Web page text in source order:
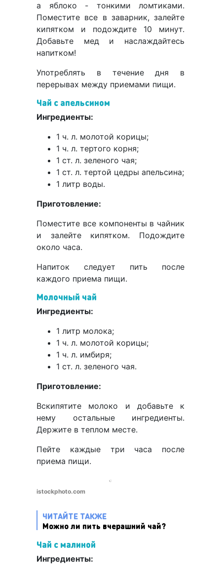
а яблоко - тонкими ломтиками.
Поместите все в заварник, залейте
кипятком и подождите 10 минут.
Добавьте мед и наслаждайтесь
напитком!
Употреблять в течение дня в
перерывах между приемами пищи.
Чай с апельсином
Ингредиенты:
1 ч. л. молотой корицы;
1 ч. л. тертого корня;
1 ст. л. зеленого чая;
1 ст. л. тертой цедры апельсина;
1 литр воды.
Приготовление:
Поместите все компоненты в чайник
и залейте кипятком. Подождите
около часа.
Напиток следует пить после
каждого приема пищи.
Молочный чай
Ингредиенты:
1 литр молока;
1 ч. л. молотой корицы;
1 ч. л. имбиря;
1 ст. л. зеленого чая.
Приготовление:
Вскипятите молоко и добавьте к
нему остальные ингредиенты.
Держите в теплом месте.
Пейте каждые три часа после
приема пищи.
istockphoto.com
ЧИТАЙТЕ ТАКЖЕ
Можно ли пить вчерашний чай?
Чай с малиной
Ингредиенты: